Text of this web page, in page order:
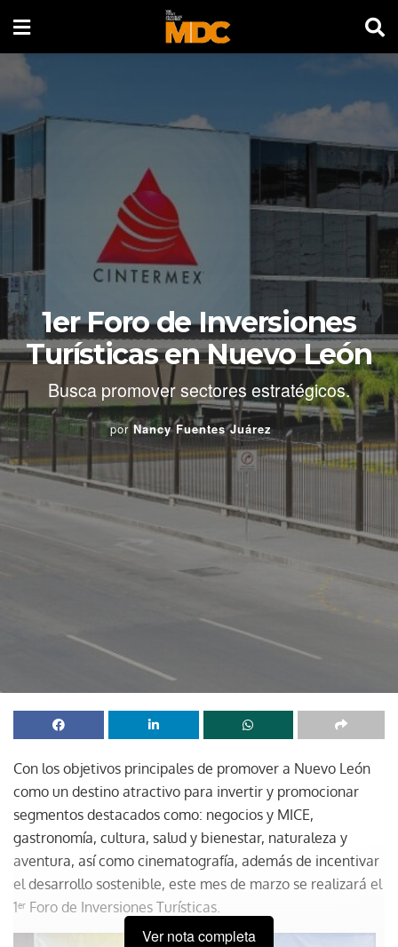
1er Foro de Inversiones
Turísticas en Nuevo León
Busca promover sectores estratégicos.
por Nancy Fuentes Juárez
Con los objetivos principales de promover a Nuevo León
como un destino atractivo para invertir y promocionar
segmentos destacados como: negocios y MICE,
gastronomía, cultura, salud y bienestar, naturaleza y
aventura, así como cinematografía, además de incentivar
el desarrollo sostenible, este mes de marzo se realizará el
1er Foro de Inversiones Turísticas.
Ver nota completa